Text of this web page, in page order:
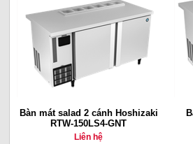
Bàn mát salad 2 cánh Hoshizaki
RTW-150LS4-GNT
Liên hệ